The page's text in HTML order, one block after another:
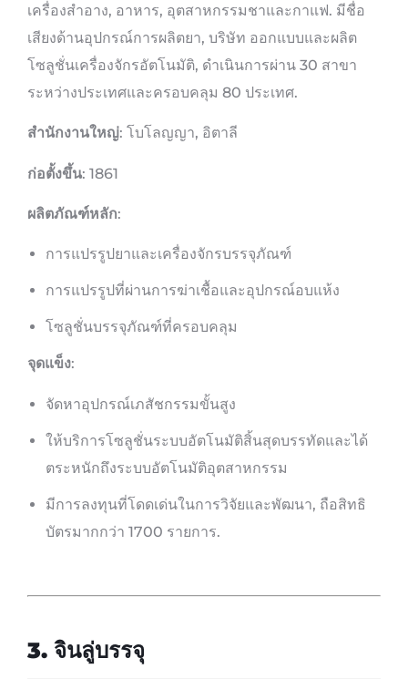
เครื่องสำอาง, อาหาร, อุตสาหกรรมชาและกาแฟ. มีชื่อ
เสียงด้านอุปกรณ์การผลิตยา, บริษัท ออกแบบและผลิต
โซลูชั่นเครื่องจักรอัตโนมัติ, ดำเนินการผ่าน 30 สาขา
ระหว่างประเทศและครอบคลุม 80 ประเทศ.
สำนักงานใหญ่: โบโลญญา, อิตาลี
ก่อตั้งขึ้น: 1861
ผลิตภัณฑ์หลัก:
การแปรรูปยาและเครื่องจักรบรรจุภัณฑ์
การแปรรูปที่ผ่านการฆ่าเชื้อและอุปกรณ์อบแห้ง
โซลูชั่นบรรจุภัณฑ์ที่ครอบคลุม
จุดแข็ง:
จัดหาอุปกรณ์เภสัชกรรมขั้นสูง
ให้บริการโซลูชั่นระบบอัตโนมัติสิ้นสุดบรรทัดและได้
ตระหนักถึงระบบอัตโนมัติอุตสาหกรรม
มีการลงทุนที่โดดเด่นในการวิจัยและพัฒนา, ถือสิทธิ
บัตรมากกว่า 1700 รายการ.
3. จินลู่บรรจุ